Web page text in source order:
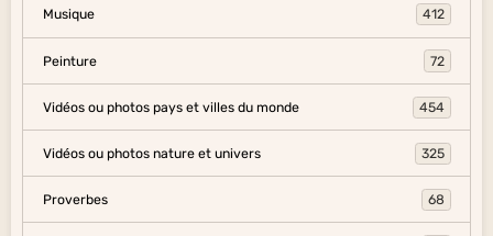
Musique 412
Peinture 72
Vidéos ou photos pays et villes du monde 454
Vidéos ou photos nature et univers 325
Proverbes 68